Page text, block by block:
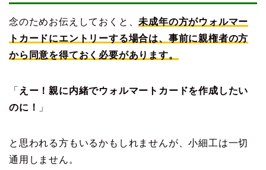
念のためお伝えしておくと、未成年の方がウォルマー
トカードにエントリーする場合は、事前に親権者の方
から同意を得ておく必要があります。
「 えー！親に内緒でウォルマートカードを作成したい
のに！
」
と思われる方もいるかもしれませんが、小細工は一切
通用しません。